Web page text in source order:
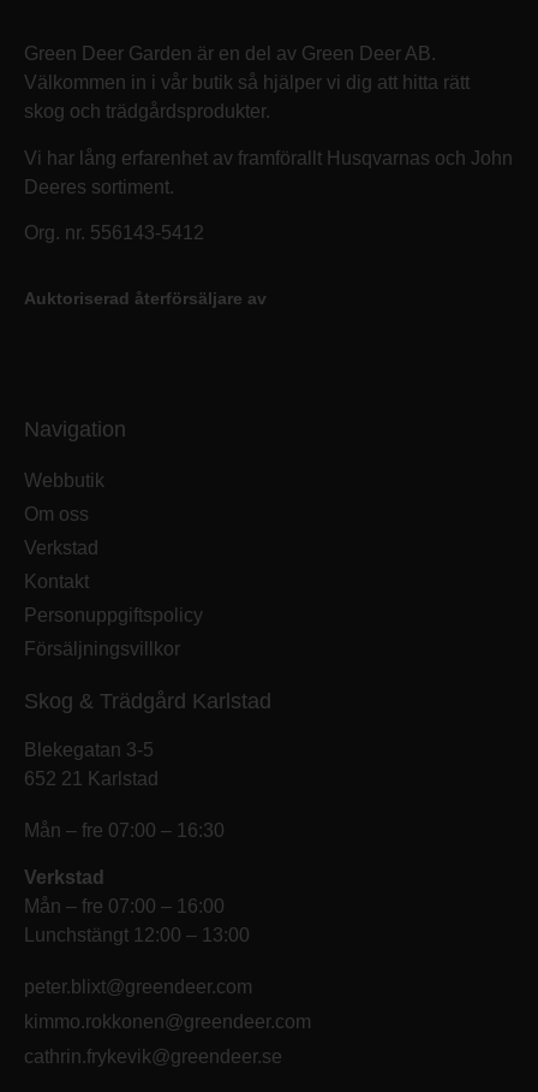
Green Deer Garden är en del av Green Deer AB.
Välkommen in i vår butik så hjälper vi dig att hitta rätt
skog och trädgårdsprodukter.
Vi har lång erfarenhet av framförallt Husqvarnas och John
Deeres sortiment.
Org. nr. 556143-5412
Auktoriserad återförsäljare av
Navigation
Webbutik
Om oss
Verkstad
Kontakt
Personuppgiftspolicy
Försäljningsvillkor
Skog & Trädgård Karlstad
Blekegatan 3-5
652 21 Karlstad
Mån – fre 07:00 – 16:30
Verkstad
Mån – fre 07:00 – 16:00
Lunchstängt 12:00 – 13:00
peter.blixt@greendeer.com
kimmo.rokkonen@greendeer.com
cathrin.frykevik@greendeer.se